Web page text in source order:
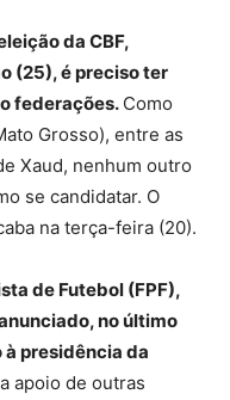
da CBF,
(25), é preciso ter
federações. Como
Grosso), entre as
Xaud, nenhum outro
se candidatar. O
na terça-feira (20).
de Futebol (FPF),
no último
presidência da
apoio de outras